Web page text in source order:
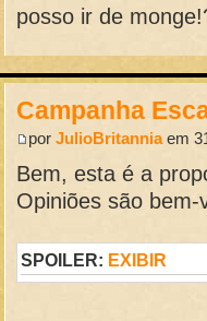
posso ir de
Campanha
porJulioBritanniaem
Bem, esta é a
Opiniões são bem-
SPOILER: EXIBIR